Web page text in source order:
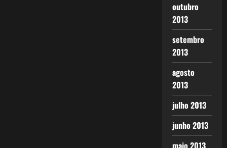
outubro
2013
setembro
2013
agosto
2013
julho 2013
junho 2013
maio 2013